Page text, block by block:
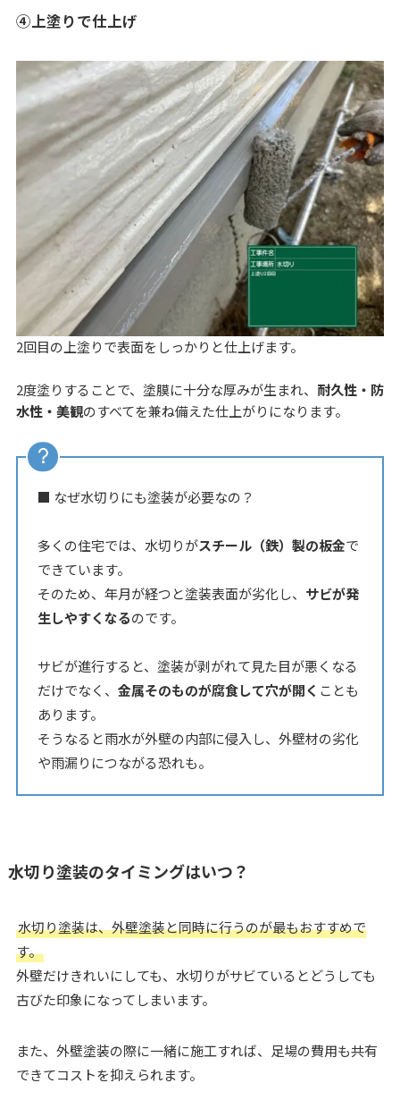
④上塗りで仕上げ
2回目の上塗りで表面をしっかりと仕上げます。
2度塗りすることで、塗膜に十分な厚みが生まれ、 耐久性・防
水性・美観のすべてを兼ね備えた仕上がりになります。
■ なぜ水切りにも塗装が必要なの？
多くの住宅では、水切りがスチール（鉄）製の板金で
できています。
そのため、年月が経つと塗装表面が劣化し、 サビが発
生しやすくなるのです。
サビが進行すると、塗装が剥がれて見た目が悪くなる
だけでなく、金属そのものが腐食して穴が開く ことも
あります。
そうなると雨水が外壁の内部に侵入し、外壁材の劣化
や雨漏りにつながる恐れも。
水切り塗装のタイミングはいつ？
水切り塗装は、外壁塗装と同時に行うのが最もおすすめで
す。
外壁だけきれいにしても、水切りがサビているとどうしても
古びた印象になってしまいます。
また、外壁塗装の際に一緒に施工すれば、足場の費用も共有
できてコストを抑えられます。